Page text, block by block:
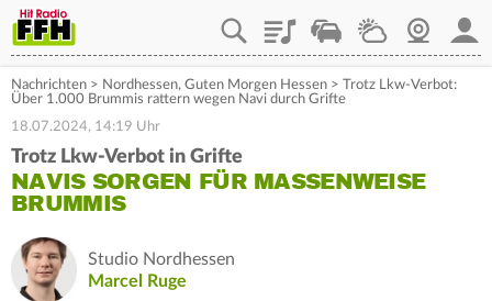
PlaylistStaupilotWetterWebcam
Nachrichten > Nordhessen, Guten Morgen Hessen > Trotz Lkw-Verbot:
Über 1.000 Brummis rattern wegen Navi durch Grifte
18.07.2024, 14:19 Uhr
Trotz Lkw-Verbot in Grifte
NAVIS SORGEN FÜR MASSENWEISE
BRUMMIS
Studio Nordhessen
Marcel Ruge